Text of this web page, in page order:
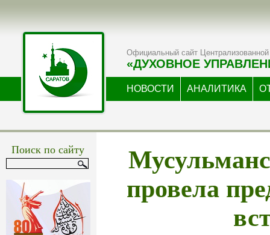
Официальный сайт Централизованной
«ДУХОВНОЕ
НОВОСТИ АНАЛИТИКА
Поиск по сайту
провела